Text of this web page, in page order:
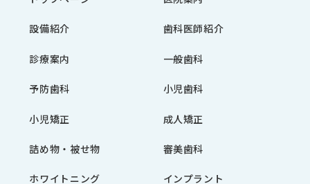
設備紹介 歯科医師紹介
診療案内 一般歯科
予防歯科 小児歯科
小児矯正 成人矯正
詰め物・被せ物 審美歯科
ホワイトニング インプラント